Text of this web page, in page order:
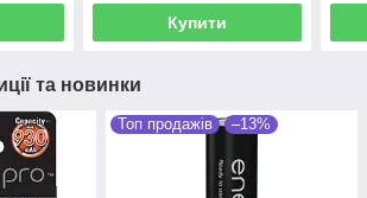
Купити
та новинки
Топ продажів –13%